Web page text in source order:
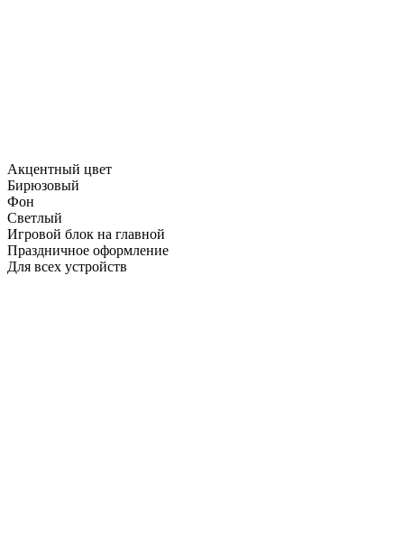
Акцентный цвет
Бирюзовый
Фон
Светлый
Игровой блок на главной
Праздничное оформление
Для всех устройств